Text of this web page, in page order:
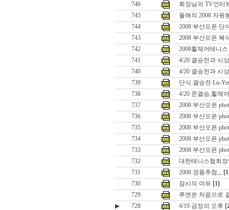
746
회장님의 TV인터
745
올해의 2008 자원
744
2008 부산오픈 단
743
2008 부산오픈 복
742
2008휠체어테니
741
4/20 결승전과 시
740
4/20 결승전과 시
739
단식 결승전 Lu-
738
4/20 준결승,휠체
737
2008 부산오픈
736
2008 부산오픈
735
2008 부산오픈
734
2008 부산오픈
733
2008 부산오픈
732
대한테니스협회
731
2008 경품추첨,,,
730
잠시의 여유 [1]
729
루엔쑨 처음으로
▶
728 4/19 금정의 오후